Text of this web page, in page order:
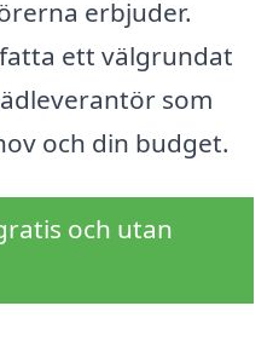
erbjuder.
ett välgrundat
som
och din budget.
och utan